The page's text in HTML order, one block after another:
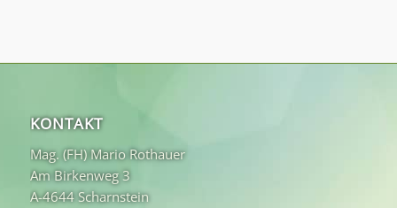
KONTAKT
Mag. (FH) Mario Rothauer
Am Birkenweg 3
A-4644 Scharnstein